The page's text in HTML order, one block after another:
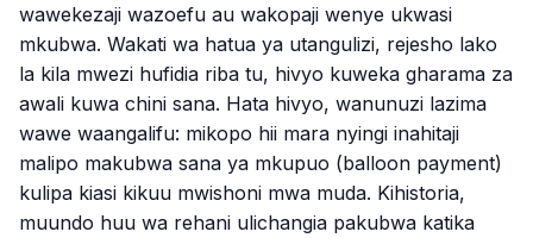
wawekezaji wazoefu au wakopaji wenye ukwasi
mkubwa. Wakati wa hatua ya utangulizi, rejesho lako
la kila mwezi hufidia riba tu, hivyo kuweka gharama za
awali kuwa chini sana. Hata hivyo, wanunuzi lazima
wawe waangalifu: mikopo hii mara nyingi inahitaji
malipo makubwa sana ya mkupuo (balloon payment)
kulipa kiasi kikuu mwishoni mwa muda. Kihistoria,
muundo huu wa rehani ulichangia pakubwa katika